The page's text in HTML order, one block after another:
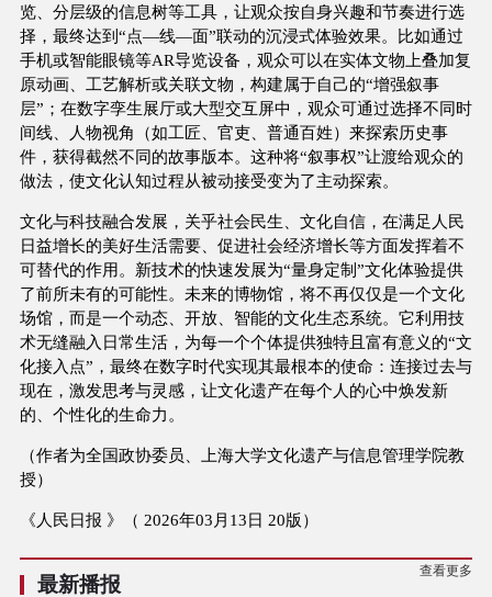
览、分层级的信息树等工具，让观众按自身兴趣和节奏进行选
择，最终达到“点—线—面”联动的沉浸式体验效果。比如通过
手机或智能眼镜等AR导览设备，观众可以在实体文物上叠加复
原动画、工艺解析或关联文物，构建属于自己的“增强叙事
层”；在数字孪生展厅或大型交互屏中，观众可通过选择不同时
间线、人物视角（如工匠、官吏、普通百姓）来探索历史事
件，获得截然不同的故事版本。这种将“叙事权”让渡给观众的
做法，使文化认知过程从被动接受变为了主动探索。
文化与科技融合发展，关乎社会民生、文化自信，在满足人民
日益增长的美好生活需要、促进社会经济增长等方面发挥着不
可替代的作用。新技术的快速发展为“量身定制”文化体验提供
了前所未有的可能性。未来的博物馆，将不再仅仅是一个文化
场馆，而是一个动态、开放、智能的文化生态系统。它利用技
术无缝融入日常生活，为每一个个体提供独特且富有意义的“文
化接入点”，最终在数字时代实现其最根本的使命：连接过去与
现在，激发思考与灵感，让文化遗产在每个人的心中焕发新
的、个性化的生命力。
（作者为全国政协委员、上海大学文化遗产与信息管理学院教
授）
《人民日报 》（ 2026年03月13日 20版）
最新播报
查看更多